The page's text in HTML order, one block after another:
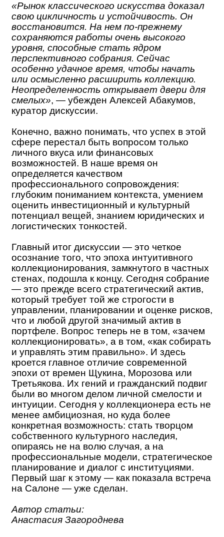
«Рынок классического искусства доказал
свою цикличность и устойчивость. Он
восстановится. На нем по-прежнему
сохраняются работы очень высокого
уровня, способные стать ядром
перспективного собрания. Сейчас
особенно удачное время, чтобы начать
или осмысленно расширить коллекцию.
Неопределенность открывает двери для
смелых», — убежден Алексей Абакумов,
куратор дискуссии.
Конечно, важно понимать, что успех в этой
сфере перестал быть вопросом только
личного вкуса или финансовых
возможностей. В наше время он
определяется качеством
профессионального сопровождения:
глубоким пониманием контекста, умением
оценить инвестиционный и культурный
потенциал вещей, знанием юридических и
логистических тонкостей.
Главный итог дискуссии — это четкое
осознание того, что эпоха интуитивного
коллекционирования, замкнутого в частных
стенах, подошла к концу. Сегодня собрание
— это прежде всего стратегический актив,
который требует той же строгости в
управлении, планировании и оценке рисков,
что и любой другой значимый актив в
портфеле. Вопрос теперь не в том, «зачем
коллекционировать», а в том, «как собирать
и управлять этим правильно». И здесь
кроется главное отличие современной
эпохи от времен Щукина, Морозова или
Третьякова. Их гений и гражданский подвиг
были во многом делом личной смелости и
интуиции. Сегодня у коллекционера есть не
менее амбициозная, но куда более
конкретная возможность: стать творцом
собственного культурного наследия,
опираясь не на волю случая, а на
профессиональные модели, стратегическое
планирование и диалог с институциями.
Первый шаг к этому — как показала встреча
на Салоне — уже сделан.
Автор статьи:
Анастасия Загороднева